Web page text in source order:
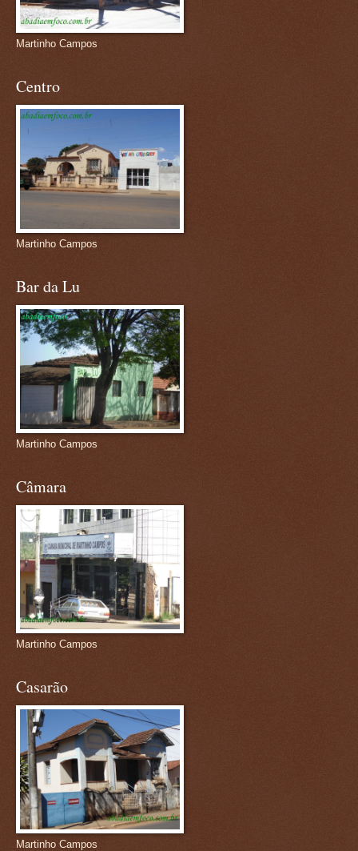
Martinho Campos
Centro
Martinho Campos
Bar da Lu
Martinho Campos
Câmara
Martinho Campos
Casarão
Martinho Campos